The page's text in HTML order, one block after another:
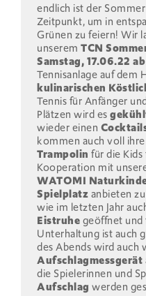
endlich ist der
Zeitpunkt, um in
Grünen zu feiern! Wir
unseremTCN
Samstag, 17.06.22
Tennisanlage auf dem
kulinarischen
Tennis für Anfänger
Plätzen wird es
wieder einen
kommen auch voll
Trampolinfür die
Kooperation mit
WATOMI
Spielplatzanbieten
wie im letzten Jahr
Eistruhegeöffnet und
Unterhaltung ist auch
des Abends wird auch
Aufschlagmessgerät
die Spielerinnen und
Aufschlagwerden